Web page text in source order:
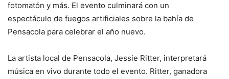
fotomatón y más. El evento culminará con un
espectáculo de fuegos artificiales sobre la bahía de
Pensacola para celebrar el año nuevo.
La artista local de Pensacola, Jessie Ritter, interpretará
música en vivo durante todo el evento. Ritter, ganadora